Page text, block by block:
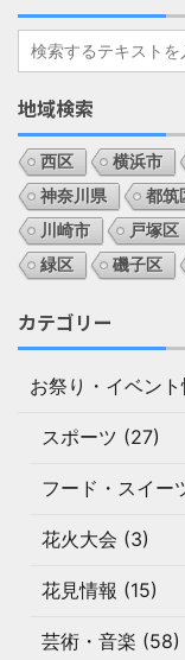
地域検索
西区 横浜市
神奈川県
都筑
川崎市
戸塚区
緑区
磯子区
カテゴリー
お祭り・イベン
スポーツ (27)
フード・スイー
花火大会 (3)
花見情報 (15)
芸術・音楽 (58)